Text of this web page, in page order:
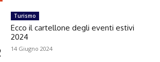
Turismo
Ecco il cartellone degli eventi estivi
2024
14 Giugno 2024